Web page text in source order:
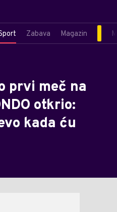
Zabava Magazin
prvi meč na
otkrio:
kada ću